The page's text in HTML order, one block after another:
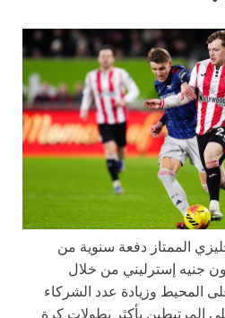
الممتاز دفعة سنوية من
تصل إلى 750 مليون جنيه إسترليني من خلال
المحيط وزيادة عدد الشركاء
المرتبطين بأكثر بطولات كرة